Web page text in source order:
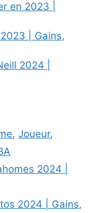
en 2023 |
| Gains,
2024 |
,Joueur,
2024 |
2024 | Gains,